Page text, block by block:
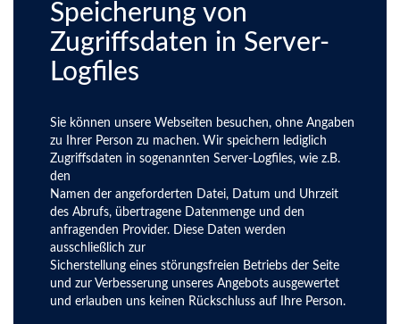
Speicherung von
Zugriffsdaten in Server-
Logfiles
Sie können unsere Webseiten besuchen, ohne Angaben
zu Ihrer Person zu machen. Wir speichern lediglich
Zugriffsdaten in sogenannten Server-Logfiles, wie z.B.
den
Namen der angeforderten Datei, Datum und Uhrzeit
des Abrufs, übertragene Datenmenge und den
anfragenden Provider. Diese Daten werden
ausschließlich zur
Sicherstellung eines störungsfreien Betriebs der Seite
und zur Verbesserung unseres Angebots ausgewertet
und erlauben uns keinen Rückschluss auf Ihre Person.